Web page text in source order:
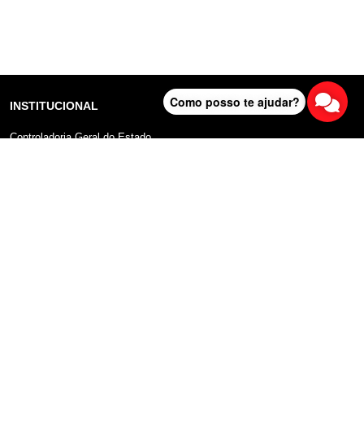
INSTITUCIONAL
Controladoria Geral do Estado
Como posso te ajudar?